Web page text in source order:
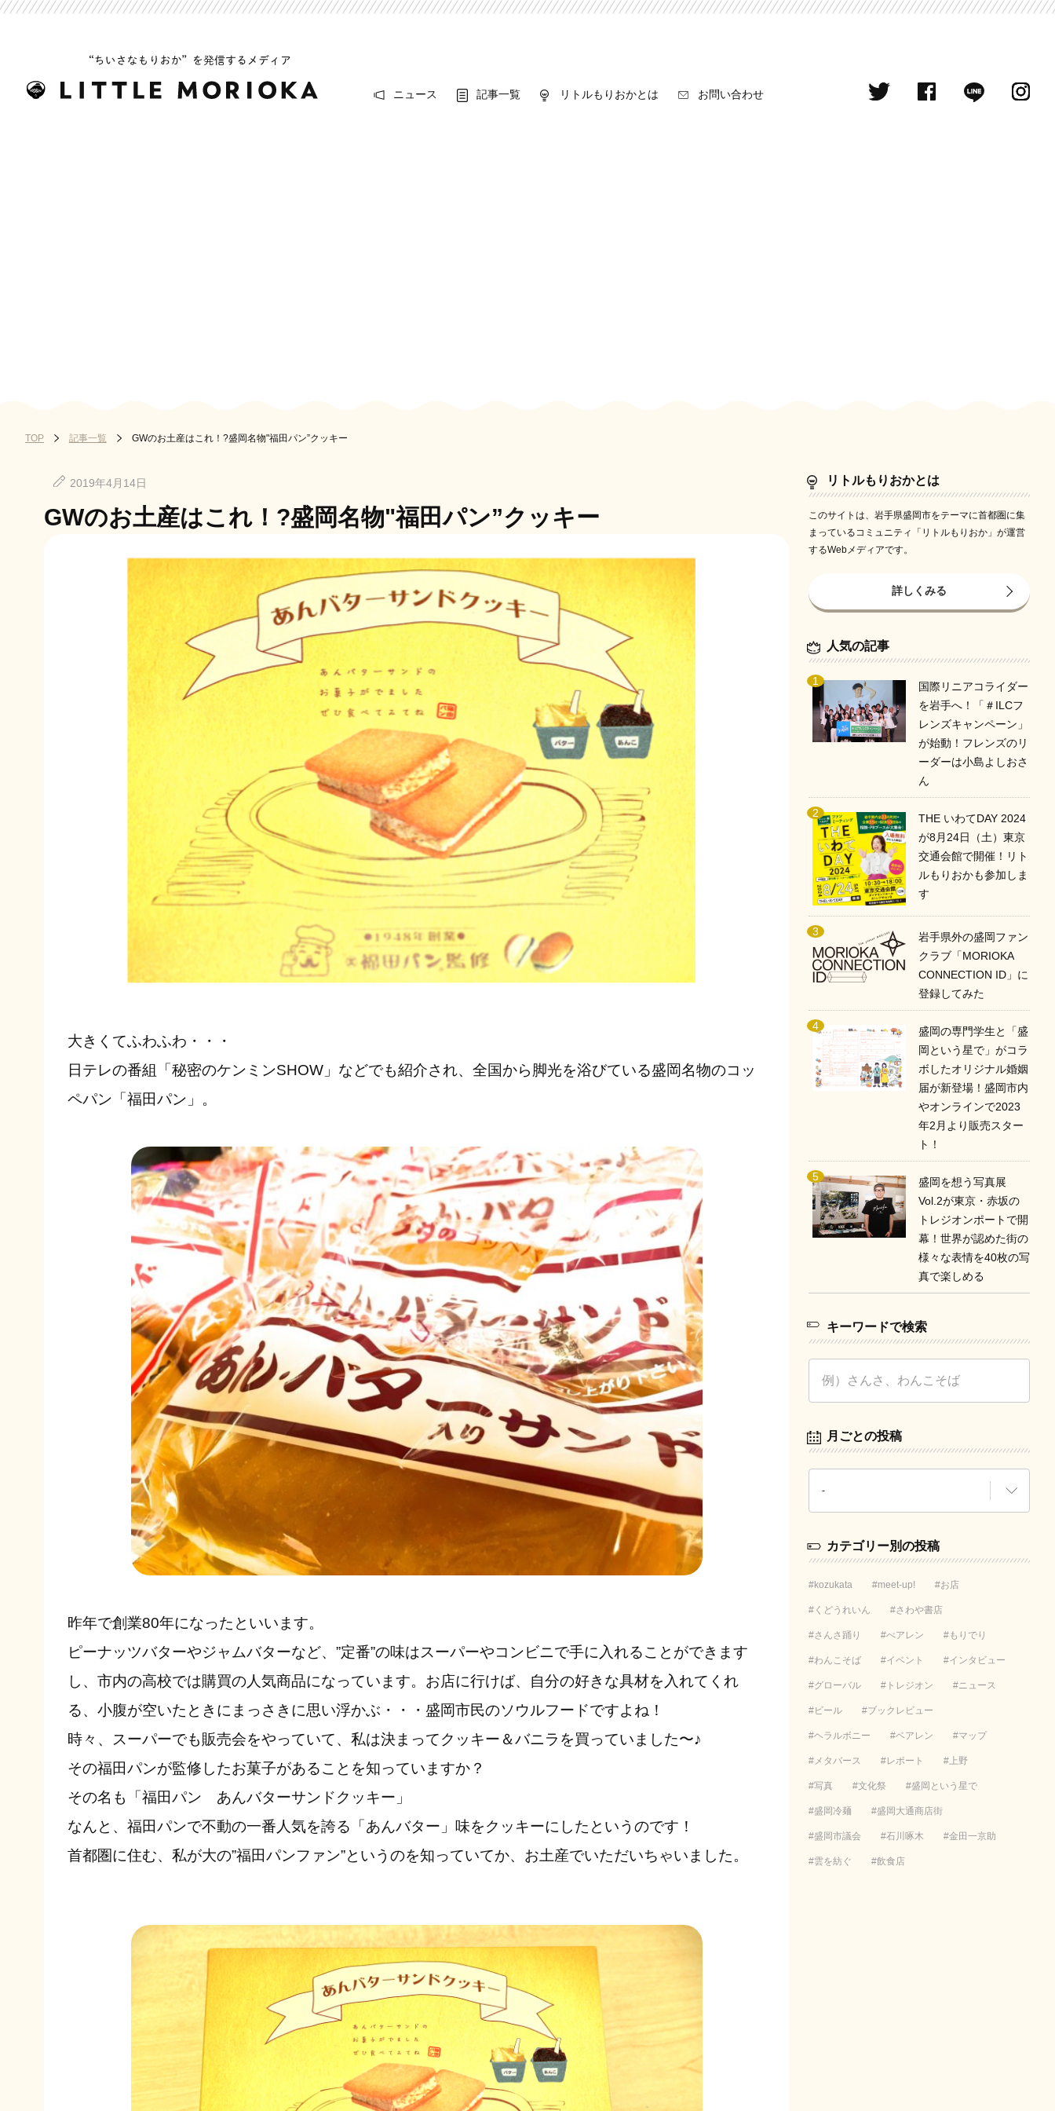
ニュース 記事一覧 リトルもりおかとは お問い合わせ
TOP 記事一覧 GWのお土産はこれ！?盛岡名物"福田パン”クッキー
2019年4月14日
GWのお土産はこれ！?盛岡名物"福田パン”クッキー
大きくてふわふわ・・・
日テレの番組「秘密のケンミンSHOW」などでも紹介され、全国から脚光を浴びている盛岡名物のコッ
ペパン「福田パン」。
昨年で創業80年になったといいます。
ピーナッツバターやジャムバターなど、”定番”の味はスーパーやコンビニで手に入れることができます
し、市内の高校では購買の人気商品になっています。お店に行けば、自分の好きな具材を入れてくれ
る、小腹が空いたときにまっさきに思い浮かぶ・・・盛岡市民のソウルフードですよね！
時々、スーパーでも販売会をやっていて、私は決まってクッキー＆バニラを買っていました〜♪
その福田パンが監修したお菓子があることを知っていますか？
その名も「福田パン あんバターサンドクッキー」
なんと、福田パンで不動の一番人気を誇る「あんバター」味をクッキーにしたというのです！
首都圏に住む、私が大の”福田パンファン”というのを知っていてか、お土産でいただいちゃいました。
リトルもりおかとは
このサイトは、岩手県盛岡市をテーマに首都圏に集
まっているコミュニティ「リトルもりおか」が運営
するWebメディアです。
詳しくみる
人気の記事
国際リニアコライダー
を岩手へ！「＃ILCフ
レンズキャンペーン」
が始動！フレンズのリ
ーダーは小島よしおさ
ん
THE いわてDAY 2024
が8月24日（土）東京
交通会館で開催！リト
ルもりおかも参加しま
す
岩手県外の盛岡ファン
クラブ「MORIOKA
CONNECTION ID」に
登録してみた
盛岡の専門学生と「盛
岡という星で」がコラ
ボしたオリジナル婚姻
届が新登場！盛岡市内
やオンラインで2023
年2月より販売スター
ト！
盛岡を想う写真展
Vol.2が東京・赤坂の
トレジオンポートで開
幕！世界が認めた街の
様々な表情を40枚の写
真で楽しめる
キーワードで検索
月ごとの投稿
カテゴリー別の投稿
kozukata meet-up! お店
くどうれいん さわや書店
さんさ踊り べアレン もりでり
わんこそば イベント インタビュー
グローバル トレジオン ニュース
ビール ブックレビュー
ヘラルボニー ベアレン マップ
メタバース レポート 上野
写真 文化祭 盛岡という星で
盛岡冷麺 盛岡大通商店街
盛岡市議会 石川啄木 金田一京助
雲を紡ぐ 飲食店